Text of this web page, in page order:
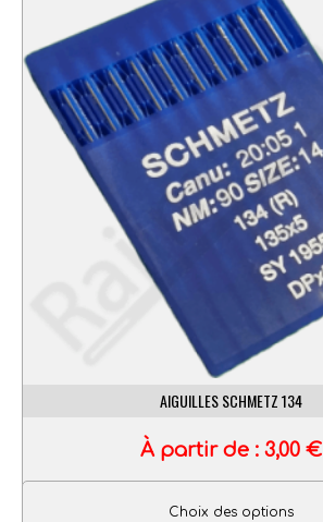
AIGUILLES SCHMETZ 134
À partir de :3,00€
Choix des options